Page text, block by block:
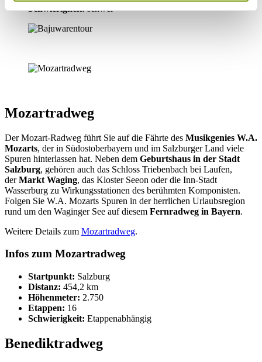
Schwierigkeit:schwer
Mozartradweg
Der Mozart-Radweg führt Sie auf die Fährte des Musikgenies W.A.
Mozarts, der in Südostoberbayern und im Salzburger Land viele
Spuren hinterlassen hat. Neben dem Geburtshaus in der Stadt
Salzburg, gehören auch das Schloss Triebenbach bei Laufen,
derMarkt Waging, das Kloster Seeon oder die Inn-Stadt
Wasserburg zu Wirkungsstationen des berühmten Komponisten.
Folgen Sie W.A. Mozarts Spuren in der herrlichen Urlaubsregion
rund um den Waginger See auf diesem Fernradweg in Bayern.
Weitere Details zum Mozartradweg.
Infos zum Mozartradweg
Startpunkt: Salzburg
Distanz: 454,2 km
Höhenmeter: 2.750
Etappen: 16
Schwierigkeit: Etappenabhängig
Benediktradweg